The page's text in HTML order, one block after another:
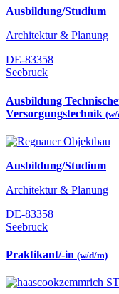
Ausbildung/Studium
Architektur & Planung
DE-83358
Seebruck
Ausbildung
Versorgungstechnik
Ausbildung/Studium
Architektur & Planung
DE-83358
Seebruck
Praktikant/-in (w/d/m)